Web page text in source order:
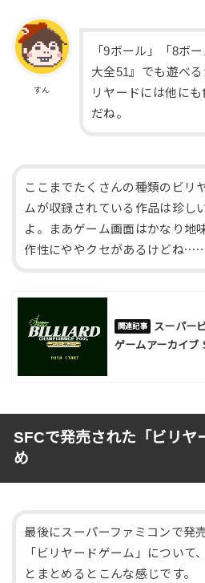
すん
「9ボール」「8ボ
大全51』でも遊べ
リヤードには他に
だね。
ここまでたくさんの種類のビリ
ムが収録されている作品は珍し
よ。まあゲーム画面はかなり地
作性にややクセがあるけどね⋯⋯
スーパー
ゲームアーカイブ
SFCで発売された「ビリヤ
め
最後にスーパーファミコンで発
「ビリヤードゲーム」について
とまとめるとこんな感じです。